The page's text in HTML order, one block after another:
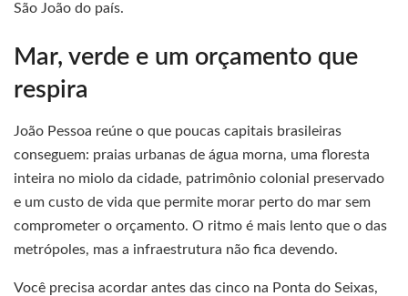
São João do país.
Mar, verde e um orçamento que
respira
João Pessoa reúne o que poucas capitais brasileiras
conseguem: praias urbanas de água morna, uma floresta
inteira no miolo da cidade, patrimônio colonial preservado
e um custo de vida que permite morar perto do mar sem
comprometer o orçamento. O ritmo é mais lento que o das
metrópoles, mas a infraestrutura não fica devendo.
Você precisa acordar antes das cinco na Ponta do Seixas,